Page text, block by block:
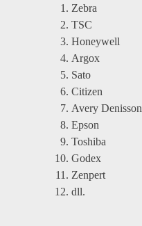
Zebra
TSC
Honeywell
Argox
Sato
Citizen
Avery Denisson
Epson
Toshiba
Godex
Zenpert
dll.